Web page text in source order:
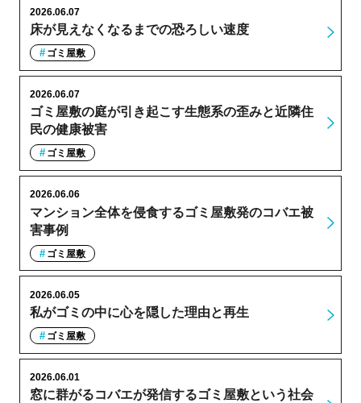
床が見えなくなるまでの恐ろしい速度
2026.06.07
ゴミ屋敷
ゴミ屋敷の庭が引き起こす生態系の歪みと近隣住
民の健康被害
2026.06.07
ゴミ屋敷
マンション全体を侵食するゴミ屋敷発のコバエ被
害事例
2026.06.06
ゴミ屋敷
私がゴミの中に心を隠した理由と再生
2026.06.05
ゴミ屋敷
窓に群がるコバエが発信するゴミ屋敷という社会
2026.06.01